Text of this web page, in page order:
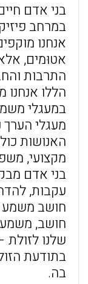
בני אדם
במרחב
אנחנו
אטוּמים,
התרבות
הללו אנחנו
במעגלי
מעגלי
האנושות
מקצועי,
בני אדם
עקבות,
חושב משמע
חושב, משמע
שלנו לזולת
בתודעת
בה.